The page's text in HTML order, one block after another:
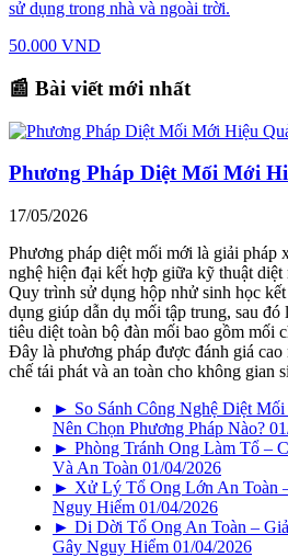
sử dụng trong nhà và ngoài trời.
50.000 VND
📰 Bài viết mới nhất
Phương Pháp Diệt Mối Mới
17/05/2026
Phương pháp diệt mối mới là giải pháp
nghệ hiện đại kết hợp giữa kỹ thuật
Quy trình sử dụng hộp nhử sinh học
dụng giúp dẫn dụ mối tập trung, sau đó
tiêu diệt toàn bộ đàn mối bao gồm mối
Đây là phương pháp được đánh giá cao
chế tái phát và an toàn cho không gian
► So Sánh Công Nghệ Diệt
Nên Chọn Phương Pháp Nào?
► Phòng Tránh Ong Làm Tổ –
Và An Toàn 01/04/2026
► Xử Lý Tổ Ong Lớn An Toàn
Nguy Hiểm 01/04/2026
► Di Dời Tổ Ong An Toàn –
Gây Nguy Hiểm 01/04/2026